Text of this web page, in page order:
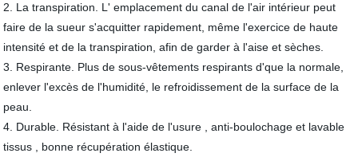
2. La transpiration. L' emplacement du canal de l'air intérieur peut
faire de la sueur s'acquitter rapidement, même l'exercice de haute
intensité et de la transpiration, afin de garder à l'aise et sèches.
3. Respirante. Plus de sous-vêtements respirants d'que la normale,
enlever l'excès de l'humidité, le refroidissement de la surface de la
peau.
4. Durable. Résistant à l'aide de l'usure , anti-boulochage et lavable
tissus , bonne récupération élastique.